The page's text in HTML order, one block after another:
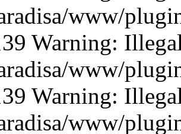
www/
Warning:
www/
Warning:
www/